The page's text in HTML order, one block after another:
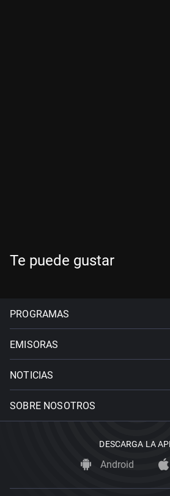
Te puede gustar
PROGRAMAS
EMISORAS
NOTICIAS
SOBRE NOSOTROS
DESCARGA LA
Android